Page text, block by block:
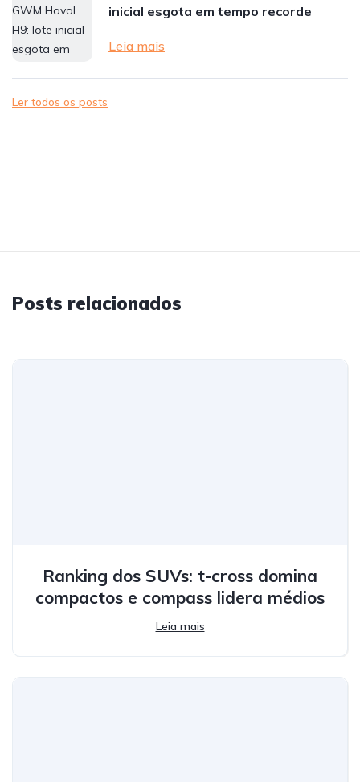
inicial esgota em tempo recorde
Leia mais
Ler todos os posts
Posts relacionados
Ranking dos SUVs: t-cross domina
compactos e compass lidera médios
Leia mais